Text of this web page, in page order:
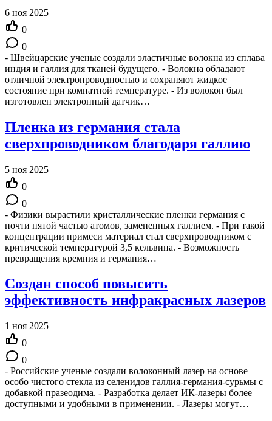
6 ноя 2025
0
0
- Швейцарские ученые создали эластичные волокна из сплава
индия и галлия для тканей будущего. - Волокна обладают
отличной электропроводностью и сохраняют жидкое
состояние при комнатной температуре. - Из волокон был
изготовлен электронный датчик…
Пленка из германия стала
сверхпроводником благодаря галлию
5 ноя 2025
0
0
- Физики вырастили кристаллические пленки германия с
почти пятой частью атомов, замененных галлием. - При такой
концентрации примеси материал стал сверхпроводником с
критической температурой 3,5 кельвина. - Возможность
превращения кремния и германия…
Создан способ повысить
эффективность инфракрасных лазеров
1 ноя 2025
0
0
- Российские ученые создали волоконный лазер на основе
особо чистого стекла из селенидов галлия-германия-сурьмы с
добавкой празеодима. - Разработка делает ИК-лазеры более
доступными и удобными в применении. - Лазеры могут…